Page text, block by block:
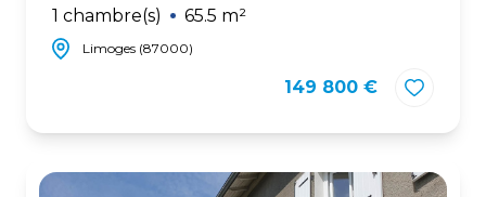
1 chambre(s) 65.5 m²
Limoges (87000)
149 800 €